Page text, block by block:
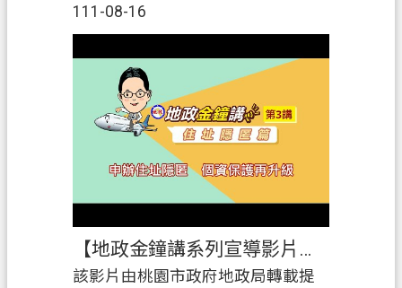
111-08-16
可洽地政局聯絡電話：03－
【地政金鐘講系列宣導影片】第3講~住址隱匿篇-申辦住址隱匿，個資保護再升級！
該影片由桃園市政府地政局轉載提